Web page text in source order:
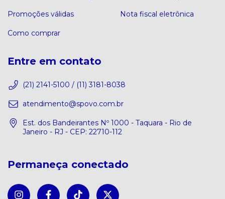
Promoções válidas
Como comprar
Nota fiscal eletrônica
Entre em contato
(21) 2141-5100 / (11) 3181-8038
atendimento@spovo.com.br
Est. dos Bandeirantes Nº 1000 - Taquara - Rio de
Janeiro - RJ - CEP: 22710-112
Permaneça conectado